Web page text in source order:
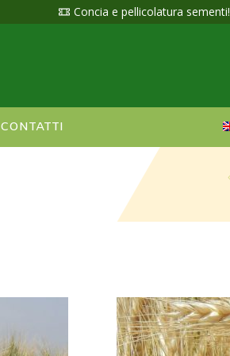
Concia e pellicolatura sementi!
CONTATTI